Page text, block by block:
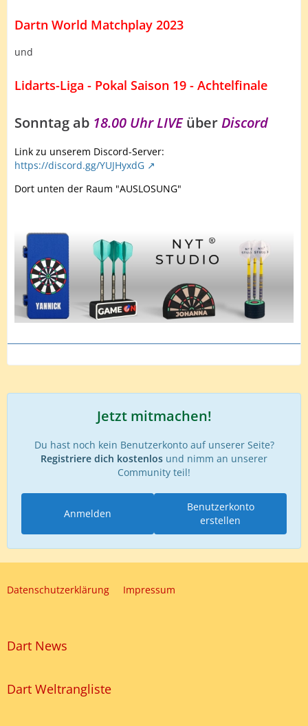
Dartn World Matchplay 2023
und
Lidarts-Liga - Pokal Saison 19 - Achtelfinale
Sonntag ab 18.00 Uhr LIVEüberDiscord
Link zu unserem Discord-Server:
https://discord.gg/YUJHyxdG
Dort unten der Raum "AUSLOSUNG"
Jetzt mitmachen!
Du hast noch kein Benutzerkonto auf unserer Seite?
Registriere dich kostenlos und nimm an unserer
Community teil!
Benutzerkonto
erstellen
Anmelden
Datenschutzerklärung Impressum
Dart News
Dart Weltrangliste